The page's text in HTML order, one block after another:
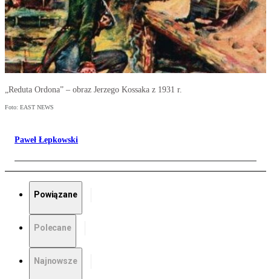
„Reduta Ordona” – obraz Jerzego Kossaka z 1931 r.
Foto: EAST NEWS
Paweł Łepkowski
Powiązane
Polecane
Najnowsze